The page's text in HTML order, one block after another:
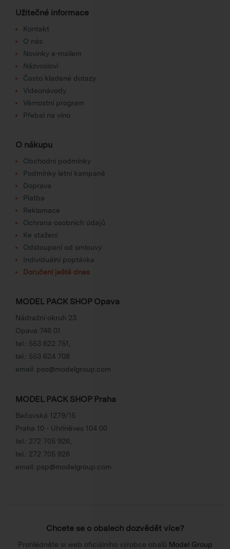
Užitečné informace
Kontakt
O nás
Novinky e-mailem
Názvosloví
Často kladené dotazy
Videonávody
Věrnostní program
Přebal na víno
O nákupu
Obchodní podmínky
Podmínky letní kampaně
Doprava
Platba
Reklamace
Ochrana osobních údajů
Ke stažení
Odstoupení od smlouvy
Individuální poptávka
Doručení ještě dnes
MODEL PACK SHOP Opava
Nádražní okruh 23
Opava 746 01
tel.: 553 622 751
tel.: 553 624 708
email: pso@modelgroup.com
MODEL PACK SHOP Praha
Bečovská 1279/15
Praha 10 - Uhříněves 104 00
tel.: 272 705 926
tel.: 272 705 928
email: psp@modelgroup.com
Chcete se o obalech dozvědět více?
Prohlédněte si web oficiálního výrobce obalů Model Group